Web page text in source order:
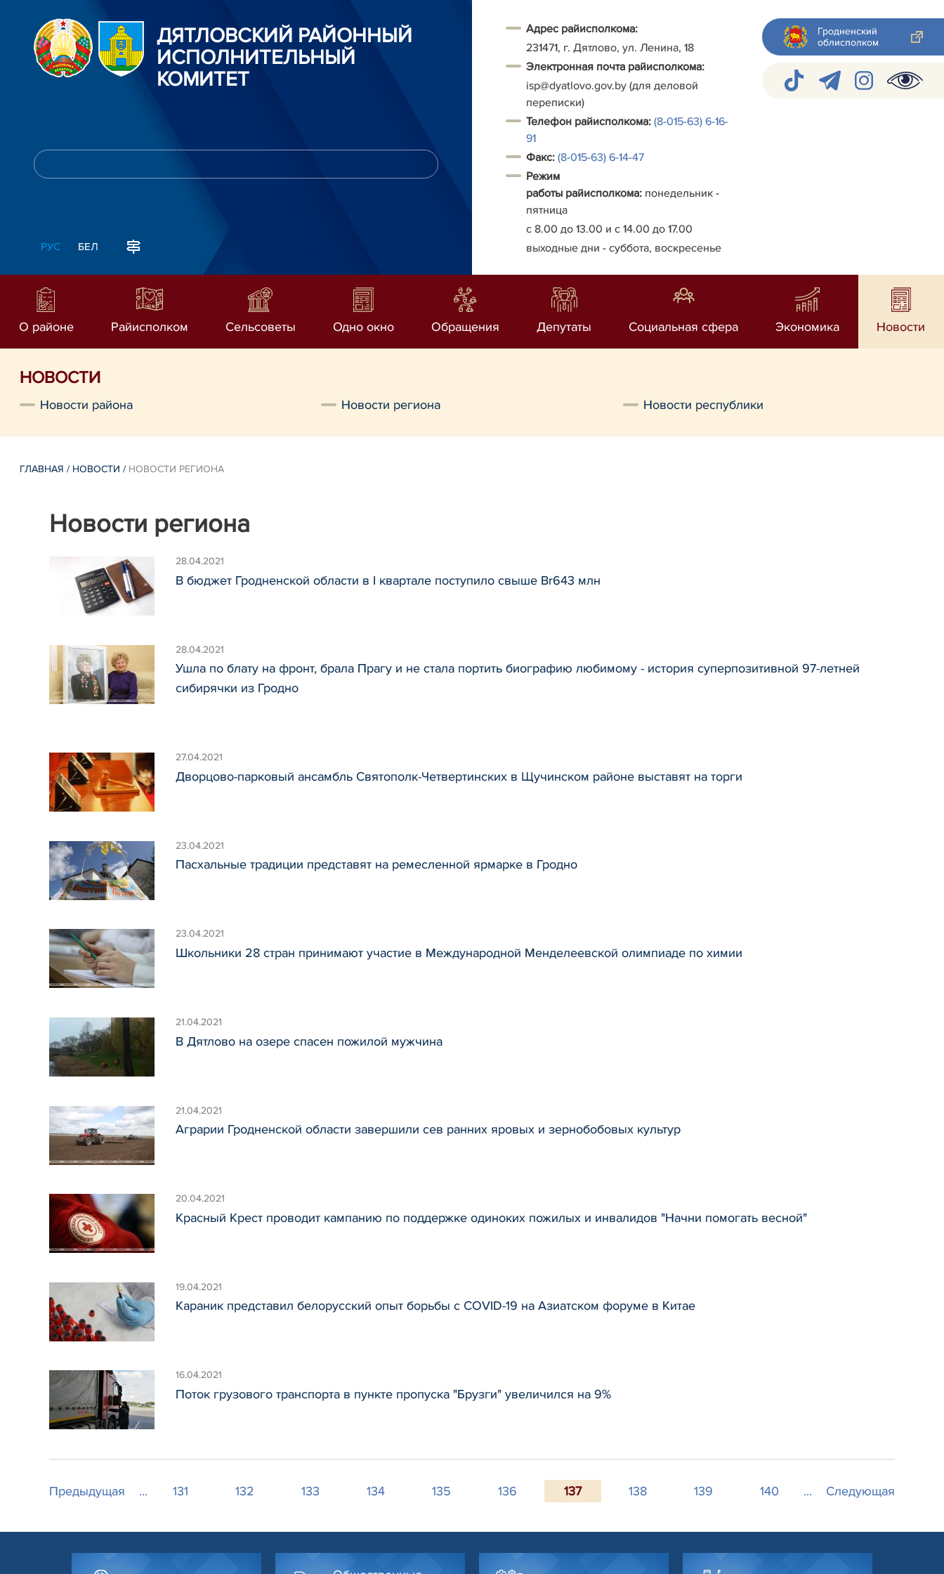
ДЯТЛОВСКИЙ РАЙОННЫЙ
ИСПОЛНИТЕЛЬНЫЙ
КОМИТЕТ
РУС БЕЛ
Адрес райисполкома:
231471, г. Дятлово, ул. Ленина, 18
Электронная почта райисполкома:
isp@dyatlovo.gov.by (для деловой
переписки)
Телефон райисполкома: (8-015-63) 6-16-
91
Факс: (8-015-63) 6-14-47
Режим
работы райисполкома: понедельник -
пятница
с 8.00 до 13.00 и с 14.00 до 17.00
выходные дни - суббота, воскресенье
Гродненский
облисполком
О районе Райисполком Сельсоветы Одно окно Обращения Депутаты Социальная сфера Экономика Новости
НОВОСТИ
Новости района Новости региона Новости республики
ГЛАВНАЯ / НОВОСТИ / НОВОСТИ РЕГИОНА
Новости региона
28.04.2021
В бюджет Гродненской области в I квартале поступило свыше Br643 млн
28.04.2021
Ушла по блату на фронт, брала Прагу и не стала портить биографию любимому - история суперпозитивной 97-летней
сибирячки из Гродно
27.04.2021
Дворцово-парковый ансамбль Святополк-Четвертинских в Щучинском районе выставят на торги
23.04.2021
Пасхальные традиции представят на ремесленной ярмарке в Гродно
23.04.2021
Школьники 28 стран принимают участие в Международной Менделеевской олимпиаде по химии
21.04.2021
В Дятлово на озере спасен пожилой мужчина
21.04.2021
Аграрии Гродненской области завершили сев ранних яровых и зернобобовых культур
20.04.2021
Красный Крест проводит кампанию по поддержке одиноких пожилых и инвалидов "Начни помогать весной"
19.04.2021
Караник представил белорусский опыт борьбы с COVID-19 на Азиатском форуме в Китае
16.04.2021
Поток грузового транспорта в пункте пропуска "Брузги" увеличился на 9%
Предыдущая ... 131 132 133 134 135 136 137 138 139 140 ... Следующая